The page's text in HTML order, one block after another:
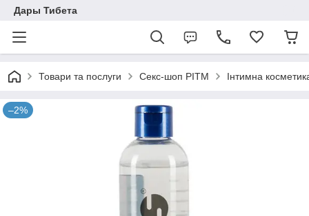
Дары Тибета
Товари та послуги Секс-шоп РІТМ Інтимна
–2%